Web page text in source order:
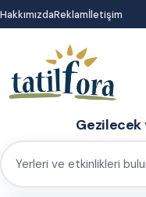
İçeriğe
atla
HakkımızdaReklamİletişim
Gezilecek
Yerleri